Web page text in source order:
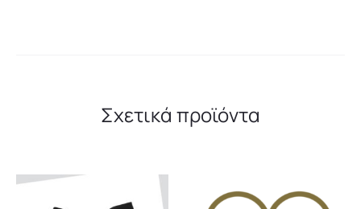
Σχετικά προϊόντα